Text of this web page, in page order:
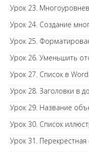
Урок 23.
Урок 24. Создание
Урок 25.
Урок 26. Уменьшить
Урок 27. Список в
Урок 28. Заголовки в
Урок 29. Название
Урок 30. Список
Урок 31. Перекрестная